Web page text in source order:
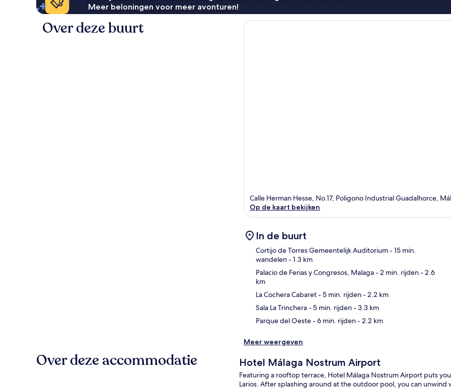
Meer beloningen voor meer avonturen!
Over deze buurt
Calle Herman Hesse, No.17, Poligono Industrial Guadalhorce,
Op de kaart bekijken
In de buurt
Cortijo de Torres Gemeentelijk Auditorium- 15 min.
wandelen- 1.3 km
Palacio de Ferias y Congresos, Malaga- 2 min. rijden- 2.6
km
La Cochera Cabaret- 5 min. rijden- 2.2 km
Sala La Trinchera- 5 min. rijden- 3.3 km
Parque del Oeste- 6 min. rijden- 2.2 km
Meer weergeven
Over deze accommodatie Hotel Málaga Nostrum Airport
Featuring a rooftop terrace, Hotel Málaga Nostrum Airport puts
Larios. After splashing around at the outdoor pool, you can